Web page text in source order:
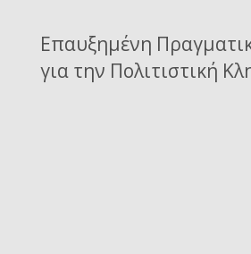
Επαυξημένη
για την Πολιτιστική